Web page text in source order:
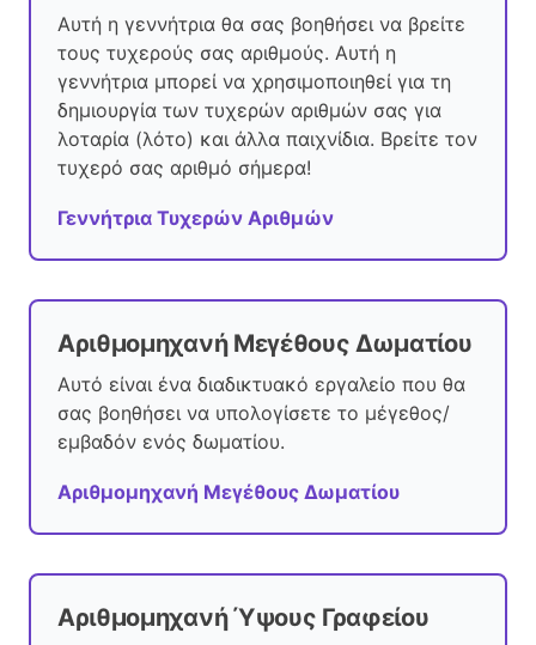
Αυτή η γεννήτρια θα σας βοηθήσει να βρείτε
τους τυχερούς σας αριθμούς. Αυτή η
γεννήτρια μπορεί να χρησιμοποιηθεί για τη
δημιουργία των τυχερών αριθμών σας για
λοταρία (λότο) και άλλα παιχνίδια. Βρείτε τον
τυχερό σας αριθμό σήμερα!
Γεννήτρια Τυχερών Αριθμών
Αριθμομηχανή Μεγέθους Δωματίου
Αυτό είναι ένα διαδικτυακό εργαλείο που θα
σας βοηθήσει να υπολογίσετε το μέγεθος/
εμβαδόν ενός δωματίου.
Αριθμομηχανή Μεγέθους Δωματίου
Αριθμομηχανή Ύψους Γραφείου